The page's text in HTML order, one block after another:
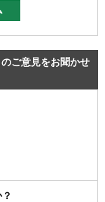
ご意見をお聞かせ